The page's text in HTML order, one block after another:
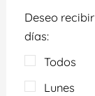
Deseo
días:
Todos
Lunes